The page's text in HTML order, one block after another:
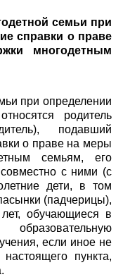
семьи при
справки о праве
многодетным
при определении
родитель
подавший
о праве на меры
семьям, его
с ними (с
дети, в том
(падчерицы),
обучающиеся в
образовательную
если иное не
пункта,